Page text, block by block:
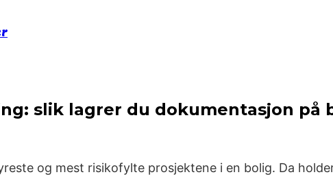
slik lagrer du dokumentasjon på
og mest risikofylte prosjektene i en bolig. Da